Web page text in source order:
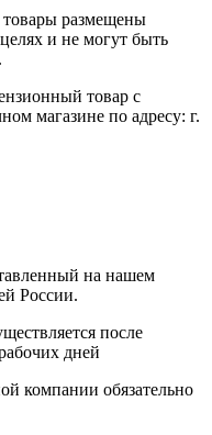
размещены
и не могут быть
товар с
магазине по адресу: г.
на нашем
России.
после
дней
компании обязательно